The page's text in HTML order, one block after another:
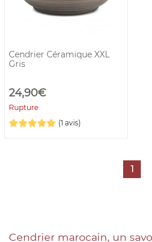
Cendrier Céramique XXL
Gris
24,90€
Rupture
(1 avis)
1
Cendrier marocain, un